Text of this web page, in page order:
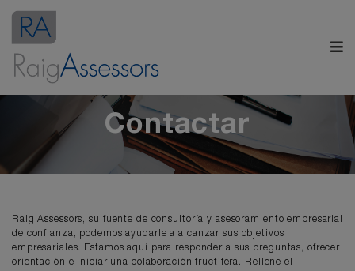
Contactar
Raig Assessors, su fuente de consultoría y asesoramiento empresarial
de confianza, podemos ayudarle a alcanzar sus objetivos
empresariales. Estamos aquí para responder a sus preguntas, ofrecer
orientación e iniciar una colaboración fructífera. Rellene el